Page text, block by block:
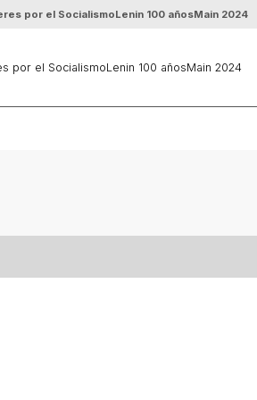
por el SocialismoLenin 100 añosMain 2024
por el SocialismoLenin 100 añosMain 2024